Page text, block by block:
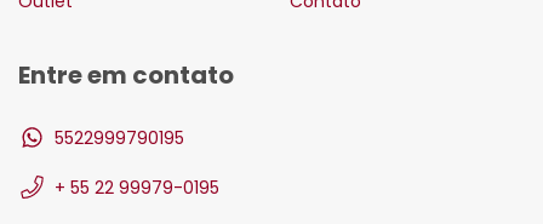
Entre em contato
5522999790195
+ 55 22 99979-0195